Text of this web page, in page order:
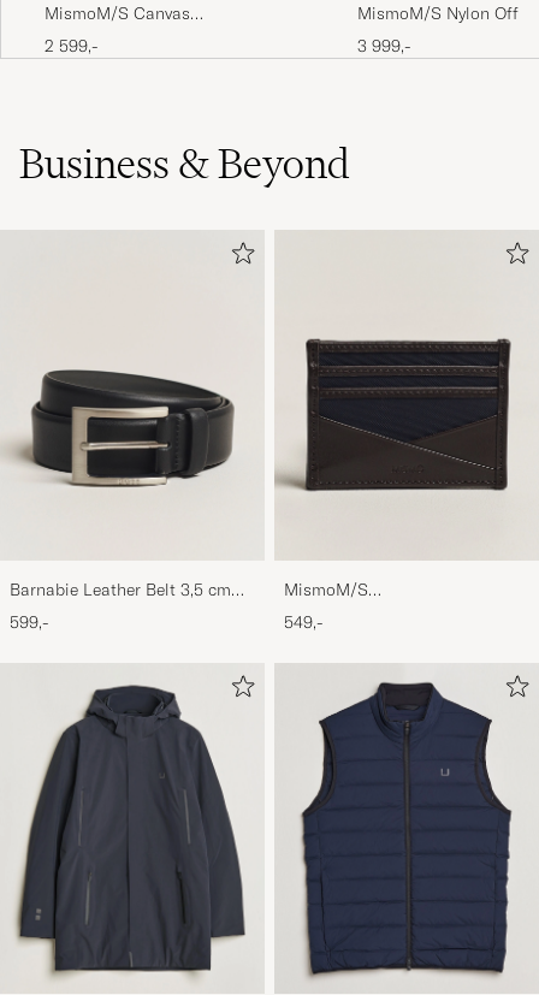
MismoM/S Canvas
ShopperArmy/Dark Brown
2 599,-
MismoM/S Nylon
Brown
3 999,-
Business & Beyond
Barnabie Leather Belt 3,5 cm
Black
599,-
MismoM/S
CardholderNavy/Dark Brown
549,-